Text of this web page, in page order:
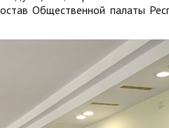
Общественной палаты